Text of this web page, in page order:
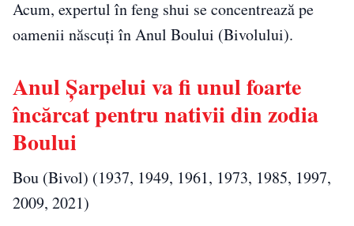
Acum, expertul în feng shui se concentrează pe
oamenii născuți în Anul Boului (Bivolului).
Anul Șarpelui va fi unul foarte
încărcat pentru nativii din zodia
Boului
Bou (Bivol) (1937, 1949, 1961, 1973, 1985, 1997,
2009, 2021)